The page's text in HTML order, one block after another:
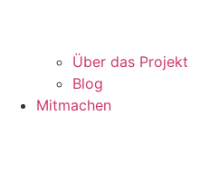
Über das Projekt
Blog
Mitmachen